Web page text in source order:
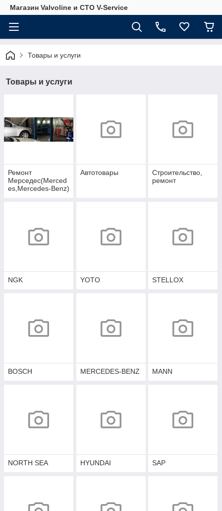
Магазин Valvoline и СТО V-Service
Товары и услуги
Товары и услуги
Ремонт
Мерседес(Merced
es,Mercedes-Benz)
Автотовары
Строительство,
ремонт
NGK YOTO STELLOX
BOSCH MERCEDES-BENZ MANN
NORTH SEA HYUNDAI SAP